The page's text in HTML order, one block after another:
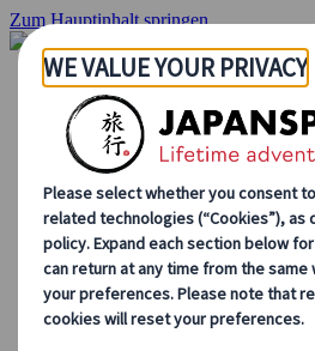
Zum Hauptinhalt springen
Startseite
Rundreisen
Individuelle Reisen
Gruppenreisen
Selbstfahrerreisen
Ausflüge
Massgeschneiderte
Japan Rail Pass
Wie wir arbeiten
Über uns
Treffen Sie unser Team
Werden Sie Teil unseres